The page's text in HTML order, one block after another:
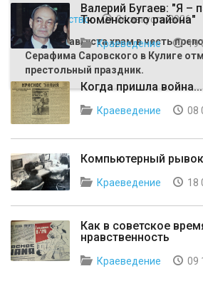
Общество
04 августа 2026
Первого августа храм в честь
Серафима Саровского в Кулиге
престольный праздник.
Валерий Бугаев: "Я –
Тюменского района"
Краеведение 19
Когда пришла война...
Краеведение 08
Компьютерный рывок
Краеведение 18
Как в советское
нравственность
Краеведение 09